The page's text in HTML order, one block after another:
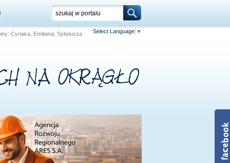
Cyriaka, Emiliana, Sylwiusza Select Language ▼